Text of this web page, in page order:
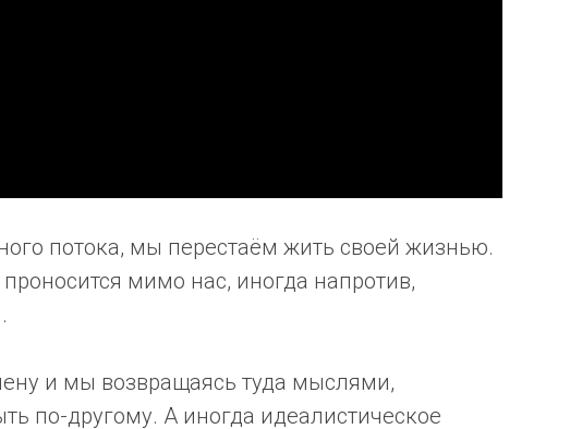
потока, мы перестаём жить своей жизнью.
мимо нас, иногда напротив,
и мы возвращаясь туда мыслями,
по-другому. А иногда идеалистическое